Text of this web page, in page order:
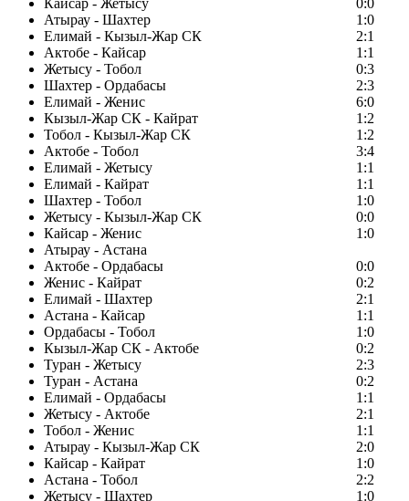
Кайсар - Жетысу
0:0
Атырау - Шахтер
1:0
Елимай - Кызыл-Жар СК
2:1
Актобе - Кайсар
1:1
Жетысу - Тобол
0:3
Шахтер - Ордабасы
2:3
Елимай - Женис
6:0
Кызыл-Жар СК - Кайрат
1:2
Тобол - Кызыл-Жар СК
1:2
Актобе - Тобол
3:4
Елимай - Жетысу
1:1
Елимай - Кайрат
1:1
Шахтер - Тобол
1:0
Жетысу - Кызыл-Жар СК
0:0
Кайсар - Женис
1:0
Атырау - Астана
Актобе - Ордабасы
0:0
Женис - Кайрат
0:2
Елимай - Шахтер
2:1
Астана - Кайсар
1:1
Ордабасы - Тобол
1:0
Кызыл-Жар СК - Актобе
0:2
Туран - Жетысу
2:3
Туран - Астана
0:2
Елимай - Ордабасы
1:1
Жетысу - Актобе
2:1
Тобол - Женис
1:1
Атырау - Кызыл-Жар СК
2:0
Кайсар - Кайрат
1:0
Астана - Тобол
2:2
Жетысу - Шахтер
1:0